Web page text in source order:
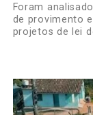
Foram
de provimento
projetos de lei